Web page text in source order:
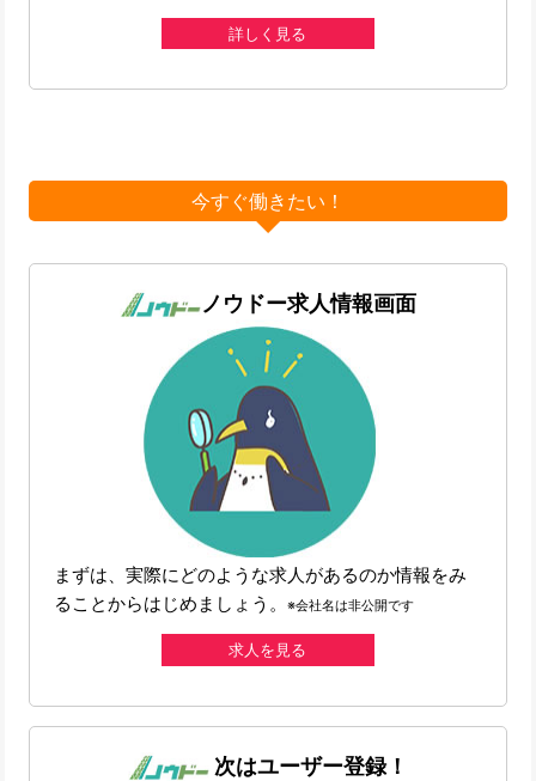
詳しく見る
今すぐ働きたい！
ノウドー求人情報画面
まずは、実際にどのような求人があるのか情報をみ
ることからはじめましょう。※会社名は非公開です
求人を見る
次はユーザー登録！